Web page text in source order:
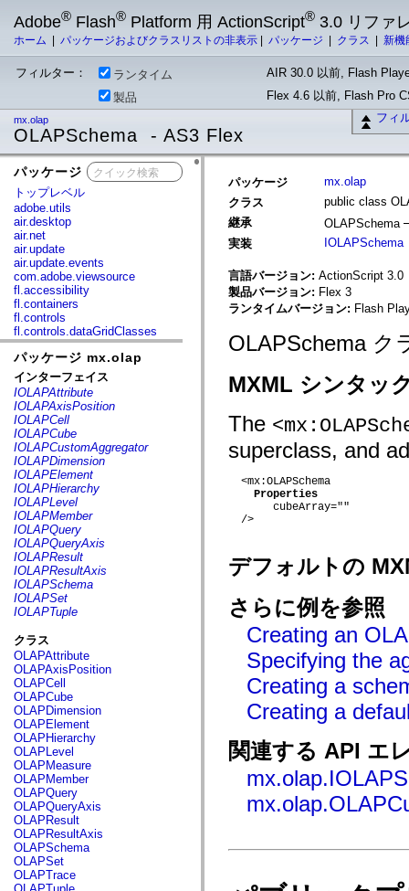
Adobe® Flash® Platform 用 ActionScript® 3.0 リファ
ホーム パッケージおよびクラスリストの非表示 パッケージ クラス 新
フィルター： ランタイム
AIR 30.0 以前, Flash
製品
Flex 4.6 以前, Flash Pro
フィ
mx.olap
OLAPSchema - AS3 Flex
パッケージ
トップレベル
adobe.utils
air.desktop
air.net
air.update
air.update.events
com.adobe.viewsource
fl.accessibility
fl.containers
fl.controls
fl.controls.dataGridClasses
fl.controls.listClasses
fl.controls.progressBarClasses
fl.core
fl.data
fl.display
fl.events
fl.ik
fl.lang
fl.livepreview
fl.managers
fl.motion
fl.motion.easing
fl.rsl
fl.text
fl.transitions
fl.transitions.easing
fl.video
flash.accessibility
flash.concurrent
flash.crypto
flash.data
flash.desktop
flash.display
flash.display3D
flash.display3D.textures
flash.errors
flash.events
flash.external
flash.filesystem
flash.filters
flash.geom
flash.globalization
flash.html
flash.media
flash.net
flash.net.dns
flash.net.drm
flash.notifications
flash.permissions
flash.printing
パッケージ mx.olap
インターフェイス
IOLAPAttribute
IOLAPAxisPosition
IOLAPCell
IOLAPCube
IOLAPCustomAggregator
IOLAPDimension
IOLAPElement
IOLAPHierarchy
IOLAPLevel
IOLAPMember
IOLAPQuery
IOLAPQueryAxis
IOLAPResult
IOLAPResultAxis
IOLAPSchema
IOLAPSet
IOLAPTuple
クラス
OLAPAttribute
OLAPAxisPosition
OLAPCell
OLAPCube
OLAPDimension
OLAPElement
OLAPHierarchy
OLAPLevel
OLAPMeasure
OLAPMember
OLAPQuery
OLAPQueryAxis
OLAPResult
OLAPResultAxis
OLAPSchema
OLAPSet
OLAPTrace
パッケージ
mx.olap
クラス
public class
継承
OLAPSchema
実装
IOLAPSchema
言語バージョン: ActionScript 3.0
製品バージョン: Flex 3
ランタイムバージョン: Flash
OLAPSchema ク
MXML シンタッ
The
superclass, and
  <mx:OLAPSchema
Properties
       cubeArray=""
  />
デフォルトの
さらに例を参照
Creating an
Specifying the
Creating a
Creating a
関連する API エ